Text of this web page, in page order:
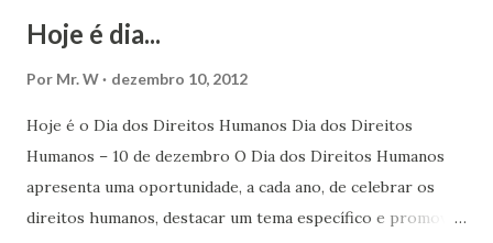
Hoje é dia...
Por Mr. W dezembro 10, 2012
Hoje é o Dia dos Direitos Humanos Dia dos Direitos
Humanos – 10 de dezembro O Dia dos Direitos Humanos
apresenta uma oportunidade, a cada ano, de celebrar os
direitos humanos, destacar um tema específico e promover